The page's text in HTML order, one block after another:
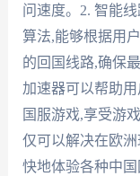
问速度。2. 智能
算法,能够根据用
的回国线路,确保
加速器可以帮助
国服游戏,享受游
仅可以解决在欧
快地体验各种中